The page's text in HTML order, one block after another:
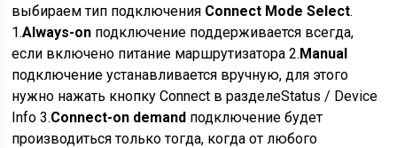
выбираем тип подключения Connect Mode Select.
1.Always-on подключение поддерживается всегда,
если включено питание маршрутизатора 2.Manual
подключение устанавливается вручную, для этого
нужно нажать кнопку Connect в разделеStatus / Device
Info 3.Connect-on demand подключение будет
производиться только тогда, когда от любого